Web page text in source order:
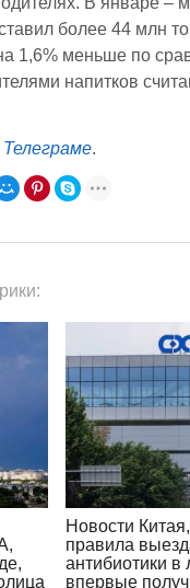
более 44 млн
1,6% меньше по
напитков
Телеграме.
Новости
правила
антибиотики в
впервые